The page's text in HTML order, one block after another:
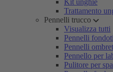
Kit unghie
Trattamento
Pennelli trucco
Visualizza tutti
Pennelli
Pennelli
Pennello per
Pulitore per